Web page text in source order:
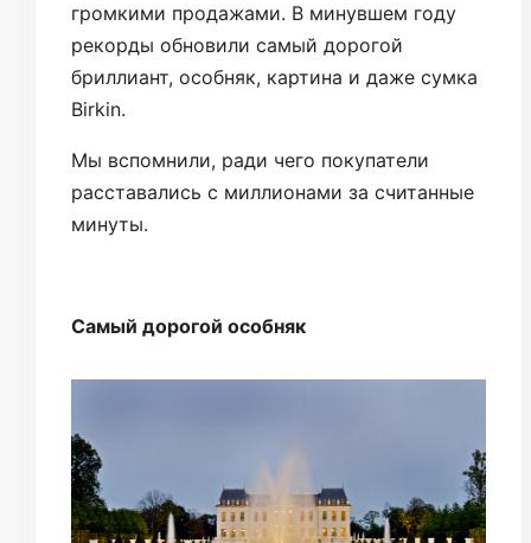
громкими продажами. В минувшем году
рекорды обновили самый дорогой
бриллиант, особняк, картина и даже сумка
Birkin.
Мы вспомнили, ради чего покупатели
расставались с миллионами за считанные
минуты.
Самый дорогой особняк